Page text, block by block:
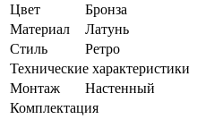
Цвет
Бронза
Материал
Латунь
Стиль
Ретро
Технические характеристики
Монтаж
Настенный
Комплектация